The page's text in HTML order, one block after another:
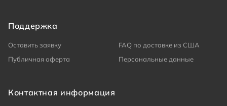
Поддержка
Оставить заявку
FAQ по доставке из США
Публичная оферта
Персональные данные
Контактная информация